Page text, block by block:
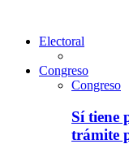
Electoral
Congreso
Congreso
Sí tiene
trámite